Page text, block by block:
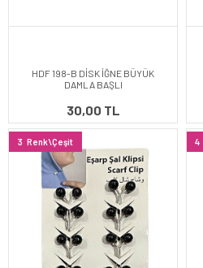
HDF 198-B DİSK İĞNE BÜYÜK
DAMLA BAŞLI
30,00 TL
3 Renk\Çeşit 4